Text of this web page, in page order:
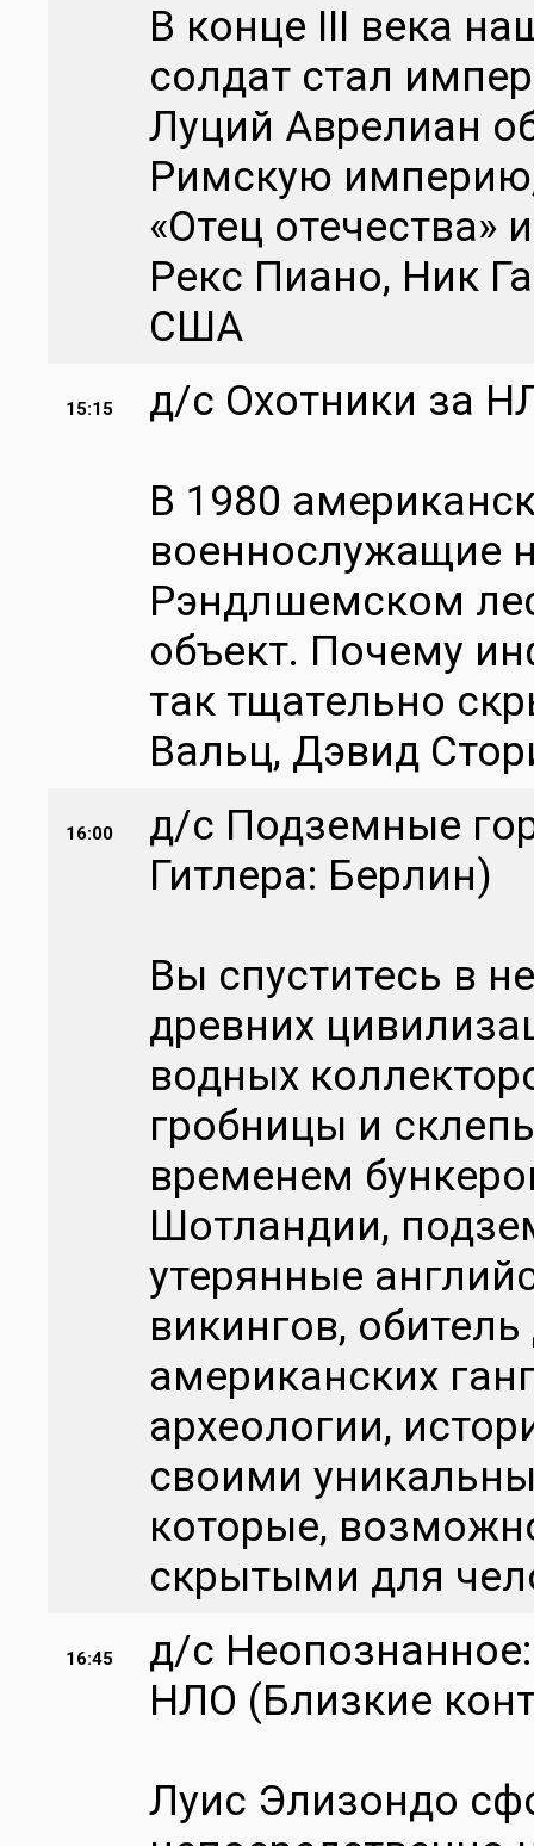
В конце III века
солдат стал
Луций Аврелиан
Римскую
«Отец отечества»
Рекс Пиано, Ник
США
15:15
д/с Охотники за
В 1980
военнослужащие
Рэндлшемском
объект. Почему
так тщательно
Вальц, Дэвид
16:00
д/с Подземные
Гитлера: Берлин)
Вы спуститесь в
древних
водных
гробницы и
временем
Шотландии,
утерянные
викингов,
американских
археологии,
своими
которые,
скрытыми для
16:45
д/с
НЛО (Близкие
Луис Элизондо